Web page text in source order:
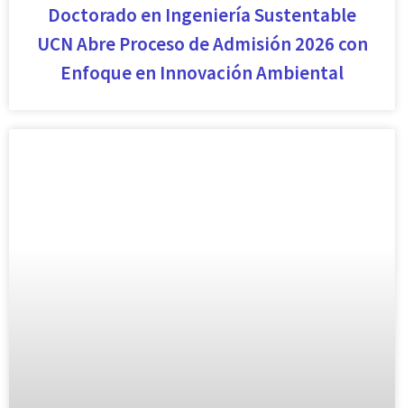
Doctorado en Ingeniería Sustentable
UCN Abre Proceso de Admisión 2026 con
Enfoque en Innovación Ambiental